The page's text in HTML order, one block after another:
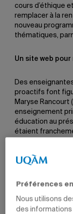
cours d’éthique
remplacer à la
nouveau
thématiques,
Un site web
Des
proactifs font
Maryse Rancourt
enseignement
éducation au
étaient
souhaitions
appareils
des
Technologies).
Préférences
Nous utilisons
des informations